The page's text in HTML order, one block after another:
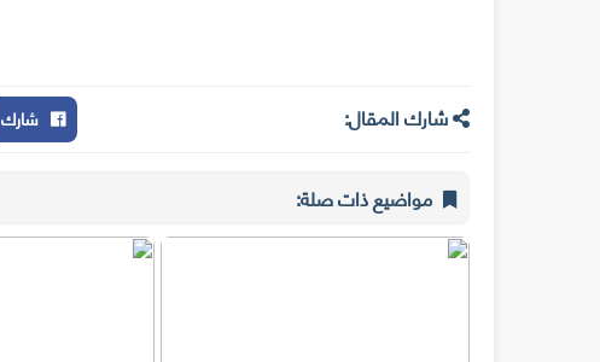
شارك المقال: شارك
مواضيع ذات صلة: